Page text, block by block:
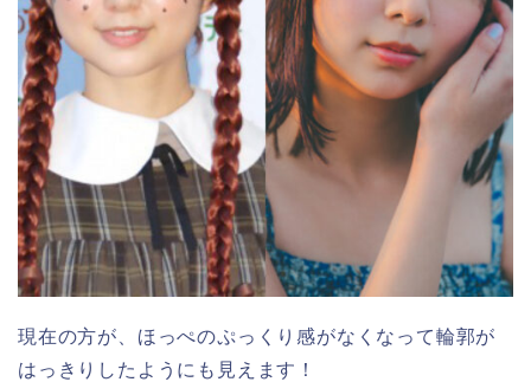
現在の方が、ほっぺのぷっくり感がなくなって輪郭が
はっきりしたようにも見えます！